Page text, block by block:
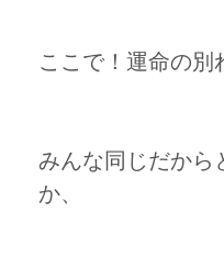
ここで！運命の別
みんな同じだから
か、